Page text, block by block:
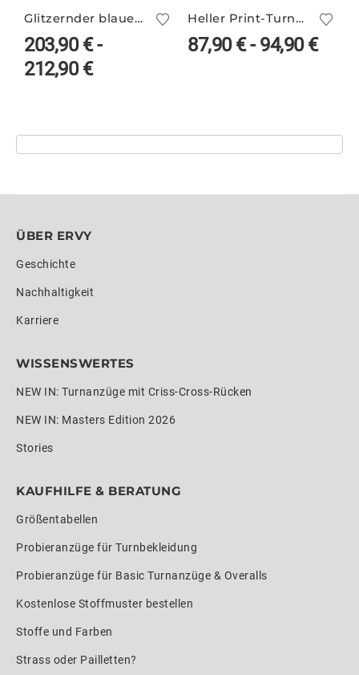
Glitzernder blauer Wettkampf Anzug ELSY/3
203,90€-
212,90€
Heller Print-Turnanzug FEYRA/2
87,90€-94,90€
ÜBER ERVY
Geschichte
Nachhaltigkeit
Karriere
WISSENSWERTES
NEW IN: Turnanzüge mit Criss-Cross-Rücken
NEW IN: Masters Edition 2026
Stories
KAUFHILFE & BERATUNG
Größentabellen
Probieranzüge für Turnbekleidung
Probieranzüge für Basic Turnanzüge & Overalls
Kostenlose Stoffmuster bestellen
Stoffe und Farben
Strass oder Pailletten?